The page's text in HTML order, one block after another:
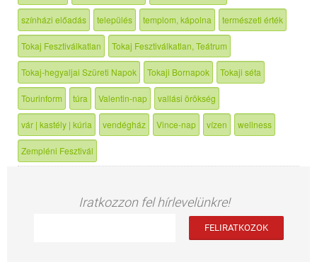
színházi előadás település templom, kápolna természeti érték
Tokaj Fesztiválkatlan Tokaj Fesztiválkatlan, Teátrum
Tokaj-hegyaljai Szüreti Napok Tokaji Bornapok Tokaji séta
Tourinform túra Valentin-nap vallási örökség
vár | kastély | kúria vendégház Vince-nap vízen wellness
Zempléni Fesztivál
Iratkozzon fel hírlevelünkre!